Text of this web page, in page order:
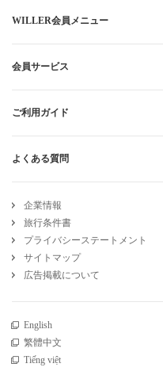
WILLER会員メニュー
会員サービス
ご利用ガイド
よくある質問
企業情報
旅行条件書
プライバシーステートメント
サイトマップ
広告掲載について
English
繁體中文
Tiếng việt